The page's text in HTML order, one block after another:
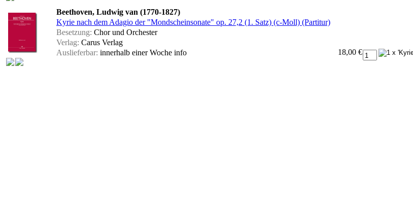
Beethoven, Ludwig van (1770-1827)
Kyrie nach dem Adagio der "Mondscheinsonate" op. 27,2 (1. Satz) (c-Moll) (Partitur)
Besetzung: Chor und Orchester
Verlag: Carus Verlag
Auslieferbar: innerhalb einer Woche info
18,00 €